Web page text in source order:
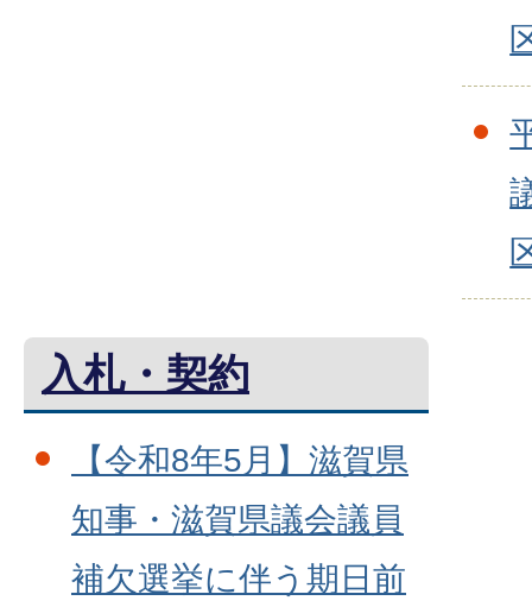
入札・契約
【令和8年5月】滋賀県
知事・滋賀県議会議員
補欠選挙に伴う期日前